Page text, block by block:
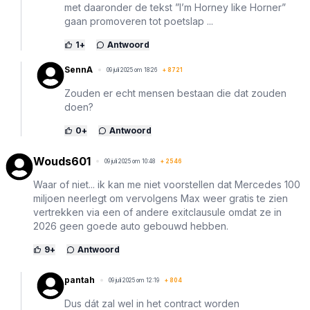
met daaronder de tekst ”I’m Horney like Horner”
gaan promoveren tot poetslap ...
1+ Antwoord
SennA 09 juli 2025 om 18:26 + 8721
Zouden er echt mensen bestaan die dat zouden
doen?
0+ Antwoord
Wouds601 09 juli 2025 om 10:48 + 2546
Waar of niet... ik kan me niet voorstellen dat Mercedes 100
miljoen neerlegt om vervolgens Max weer gratis te zien
vertrekken via een of andere exitclausule omdat ze in
2026 geen goede auto gebouwd hebben.
9+ Antwoord
pantah 09 juli 2025 om 12:19 + 804
Dus dát zal wel in het contract worden